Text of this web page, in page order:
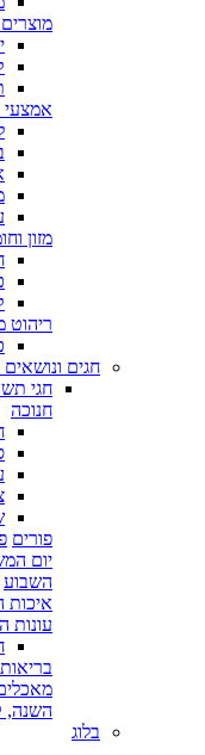
מזון
ריהוט
חגים
חגי
חנוכה
פורים
יום
השבוע
איכות
עונות
בריאות
השנה,
בלוג